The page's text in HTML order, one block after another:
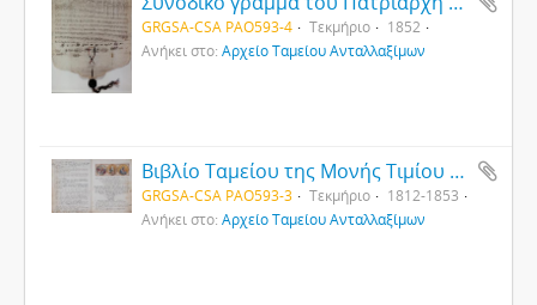
GRGSA-CSA PAO593-4 Τεκμήριο
1852
Ανήκει στο: Αρχείο Ταμείου Ανταλλαξίμων
Βιβλίο Ταμείου της Μονής Τιμίου Προδρόμου στην Καισάρεια της Καππαδοκίας
GRGSA-CSA PAO593-3 Τεκμήριο
1812-1853
Ανήκει στο: Αρχείο Ταμείου Ανταλλαξίμων